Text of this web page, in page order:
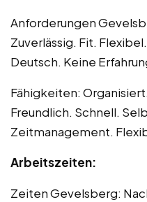
Anforderungen
Zuverlässig. Fit.
Deutsch. Keine
Fähigkeiten:
Freundlich. Schnell.
Zeitmanagement.
Arbeitszeiten:
Zeiten Gevelsberg: